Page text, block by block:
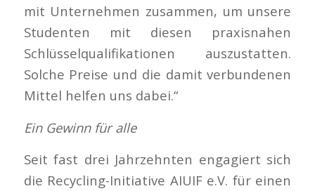
mit Unternehmen zusammen, um unsere
Studenten mit diesen praxisnahen
Schlüsselqualifikationen auszustatten.
Solche Preise und die damit verbundenen
Mittel helfen uns dabei.“
Ein Gewinn für alle
Seit fast drei Jahrzehnten engagiert sich
die Recycling-Initiative AIUIF e.V. für einen